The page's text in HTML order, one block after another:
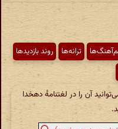
ترانه‌ها
روند بازدیدها
آن را در لغتنامهٔ دهخدا